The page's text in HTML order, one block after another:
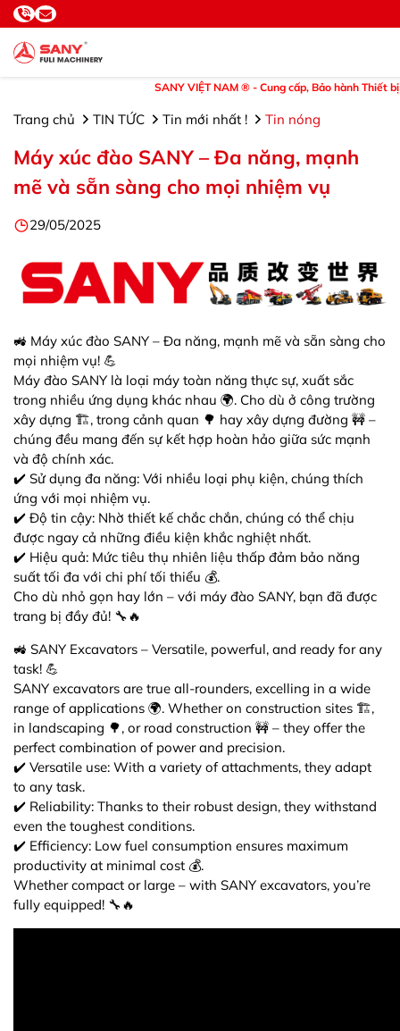
SANY VIỆT NAM ® - Cung cấp, Bảo hành Thiết bị và
Trang chủ TIN TỨC Tin mới nhất ! Tin nóng
Máy xúc đào SANY – Đa năng, mạnh
mẽ và sẵn sàng cho mọi nhiệm vụ
29/05/2025
🚜 Máy xúc đào SANY – Đa năng, mạnh mẽ và sẵn sàng cho
mọi nhiệm vụ! 💪
Máy đào SANY là loại máy toàn năng thực sự, xuất sắc
trong nhiều ứng dụng khác nhau 🌍. Cho dù ở công trường
xây dựng 🏗️, trong cảnh quan 🌳 hay xây dựng đường 🚧 –
chúng đều mang đến sự kết hợp hoàn hảo giữa sức mạnh
và độ chính xác.
✔️ Sử dụng đa năng: Với nhiều loại phụ kiện, chúng thích
ứng với mọi nhiệm vụ.
✔️ Độ tin cậy: Nhờ thiết kế chắc chắn, chúng có thể chịu
được ngay cả những điều kiện khắc nghiệt nhất.
✔️ Hiệu quả: Mức tiêu thụ nhiên liệu thấp đảm bảo năng
suất tối đa với chi phí tối thiểu 💰.
Cho dù nhỏ gọn hay lớn – với máy đào SANY, bạn đã được
trang bị đầy đủ! 🔧🔥
🚜 SANY Excavators – Versatile, powerful, and ready for any
task! 💪
SANY excavators are true all-rounders, excelling in a wide
range of applications 🌍. Whether on construction sites 🏗️,
in landscaping 🌳, or road construction 🚧 – they offer the
perfect combination of power and precision.
✔️ Versatile use: With a variety of attachments, they adapt
to any task.
✔️ Reliability: Thanks to their robust design, they withstand
even the toughest conditions.
✔️ Efficiency: Low fuel consumption ensures maximum
productivity at minimal cost 💰.
Whether compact or large – with SANY excavators, you’re
fully equipped! 🔧🔥